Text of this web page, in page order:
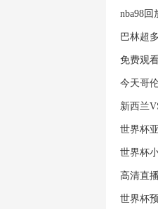
nba98
巴林超
免费观
今天哥
新西兰
世界杯
世界杯
高清直播
世界杯